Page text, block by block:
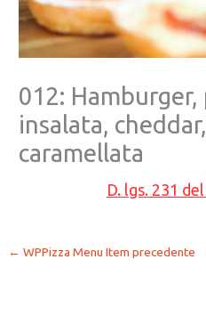
012:
insalata,
caramellata
D. lgs. 231
← WPPizza Menu Item precedente